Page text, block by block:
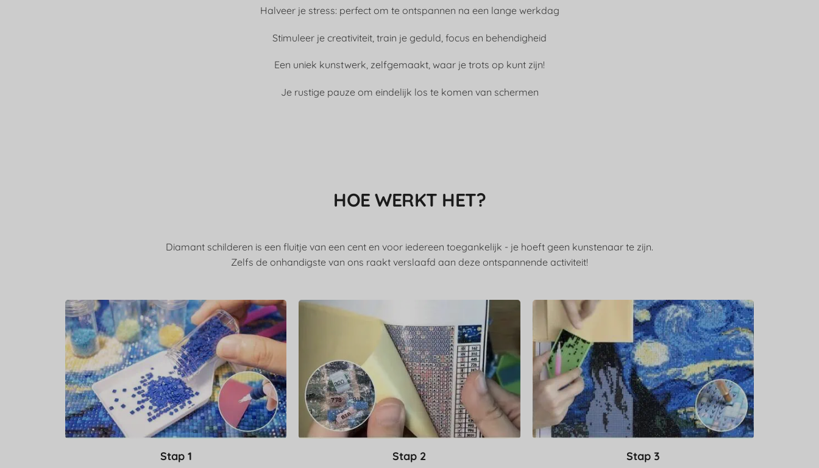
Halveer je stress: perfect om te ontspannen na een lange werkdag
Stimuleer je creativiteit, train je geduld, focus en behendigheid
Een uniek kunstwerk, zelfgemaakt, waar je trots op kunt zijn!
Je rustige pauze om eindelijk los te komen van schermen
HOE WERKT HET?
Diamant schilderen is een fluitje van een cent en voor iedereen toegankelijk - je hoeft geen kunstenaar te zijn.
Zelfs de onhandigste van ons raakt verslaafd aan deze ontspannende activiteit!
Stap 1 Stap 2 Stap 3